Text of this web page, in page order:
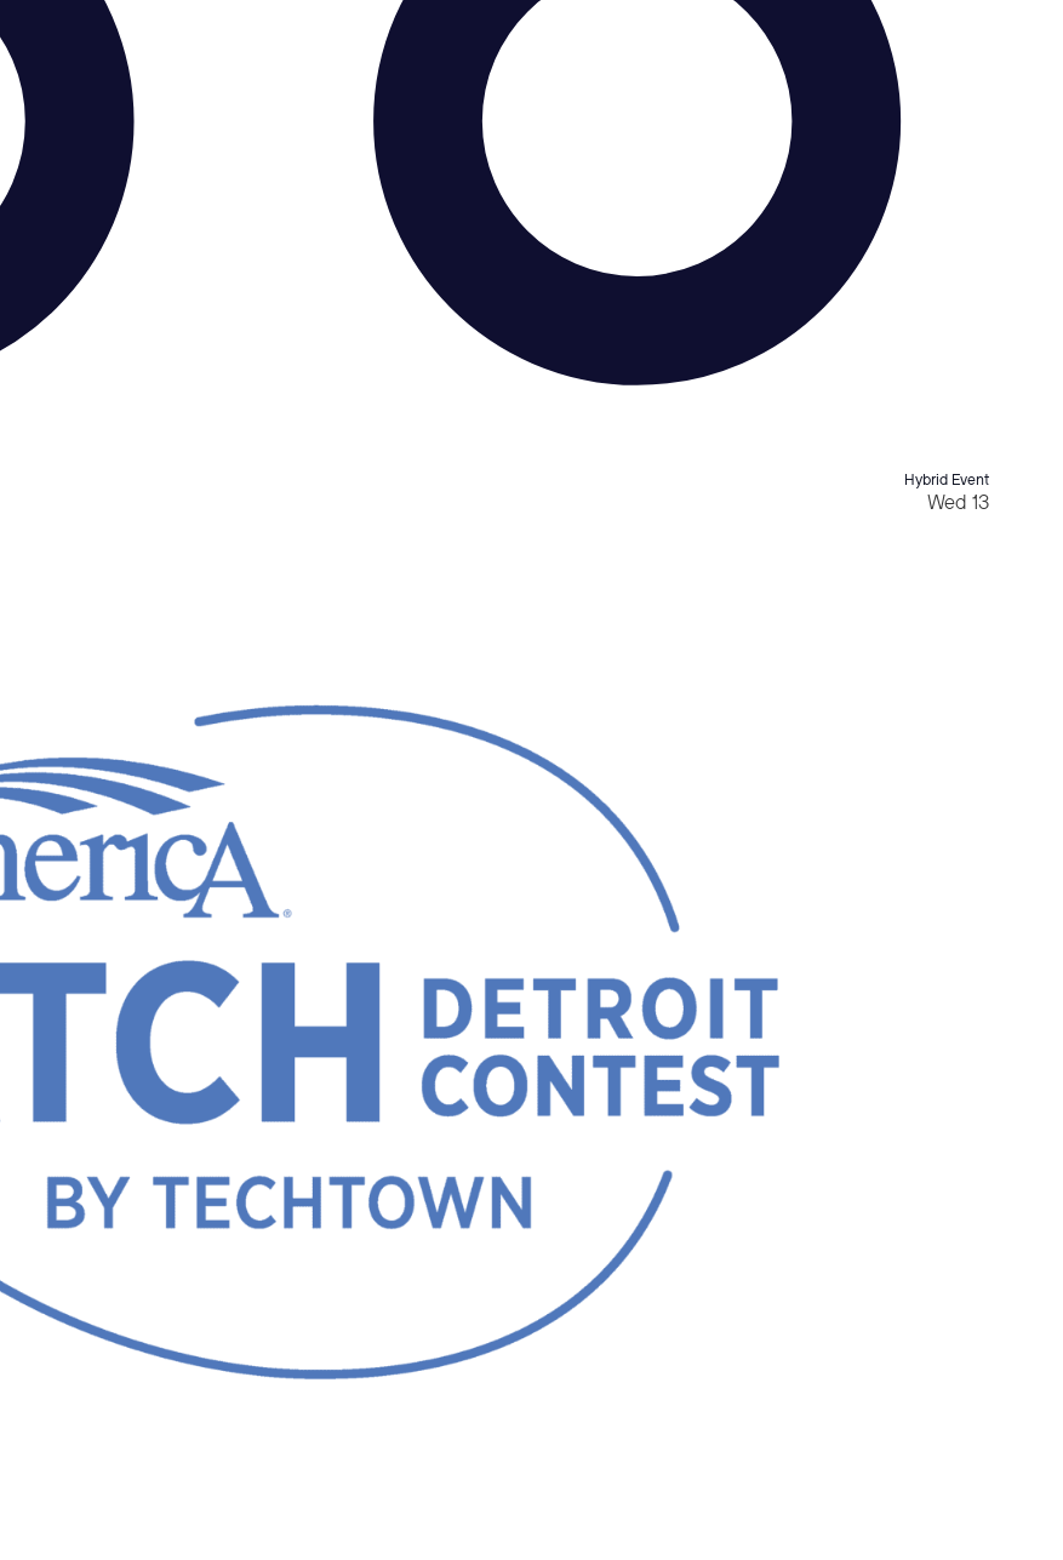
Hybrid Event
Wed 13